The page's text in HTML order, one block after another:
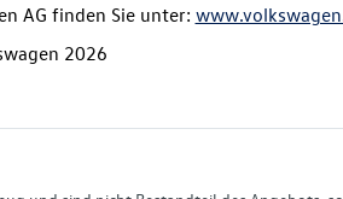
AG finden Sie unter:
2026